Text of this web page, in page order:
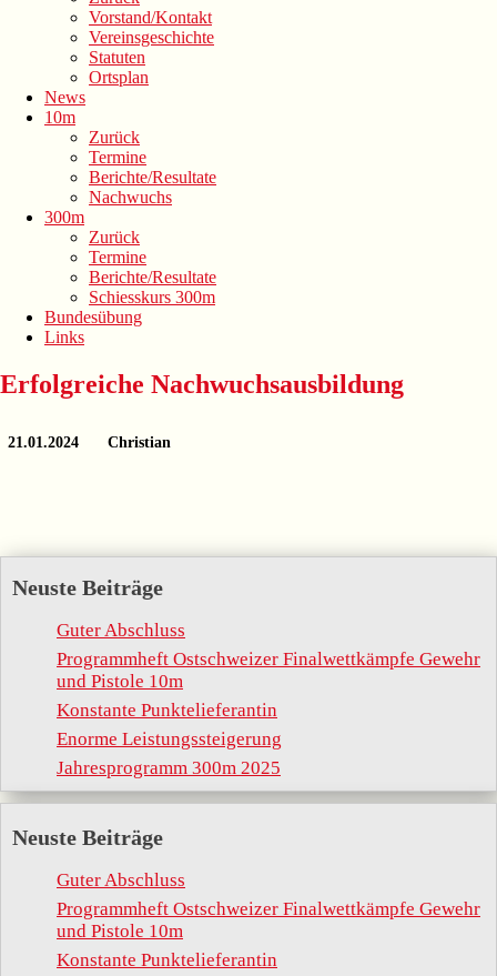
Vorstand/Kontakt
Vereinsgeschichte
Statuten
Ortsplan
News
10m
Zurück
Termine
Berichte/Resultate
Nachwuchs
300m
Zurück
Termine
Berichte/Resultate
Schiesskurs 300m
Bundesübung
Links
Erfolgreiche Nachwuchsausbildung
21.01.2024 Christian
Neuste Beiträge
Guter Abschluss
Programmheft Ostschweizer Finalwettkämpfe Gewehr
und Pistole 10m
Konstante Punktelieferantin
Enorme Leistungssteigerung
Jahresprogramm 300m 2025
Neuste Beiträge
Guter Abschluss
Programmheft Ostschweizer Finalwettkämpfe Gewehr
und Pistole 10m
Konstante Punktelieferantin